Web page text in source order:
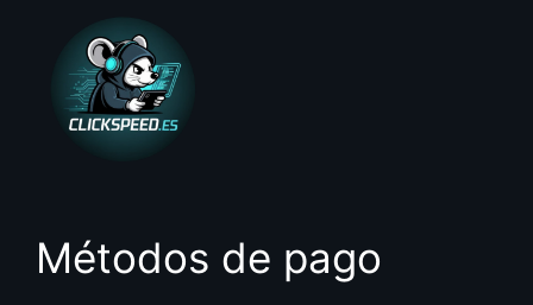
Métodos de pago